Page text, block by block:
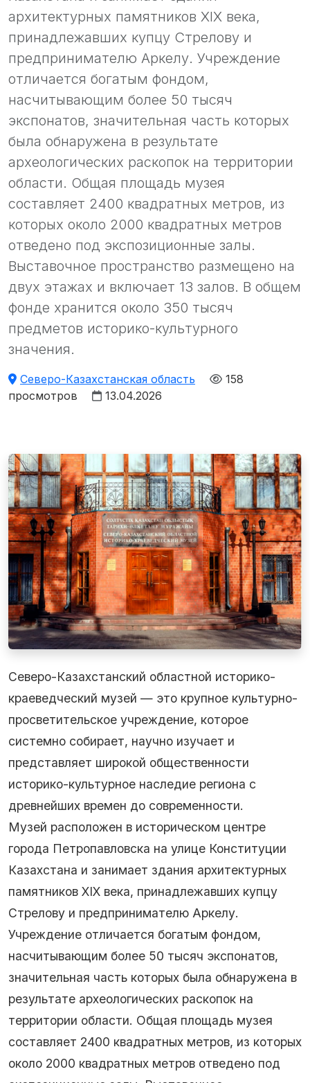
архитектурных памятников XIX века,
принадлежавших купцу Стрелову и
предпринимателю Аркелу. Учреждение
отличается богатым фондом,
насчитывающим более 50 тысяч
экспонатов, значительная часть которых
была обнаружена в результате
археологических раскопок на территории
области. Общая площадь музея
составляет 2400 квадратных метров, из
которых около 2000 квадратных метров
отведено под экспозиционные залы.
Выставочное пространство размещено на
двух этажах и включает 13 залов. В общем
фонде хранится около 350 тысяч
предметов историко-культурного
значения.
Северо-Казахстанская область
158
просмотров
13.04.2026
Северо-Казахстанский областной историко-
краеведческий музей — это крупное культурно-
просветительское учреждение, которое
системно собирает, научно изучает и
представляет широкой общественности
историко-культурное наследие региона с
древнейших времен до современности.
Музей расположен в историческом центре
города Петропавловска на улице Конституции
Казахстана и занимает здания архитектурных
памятников XIX века, принадлежавших купцу
Стрелову и предпринимателю Аркелу.
Учреждение отличается богатым фондом,
насчитывающим более 50 тысяч экспонатов,
значительная часть которых была обнаружена в
результате археологических раскопок на
территории области. Общая площадь музея
составляет 2400 квадратных метров, из которых
около 2000 квадратных метров отведено под